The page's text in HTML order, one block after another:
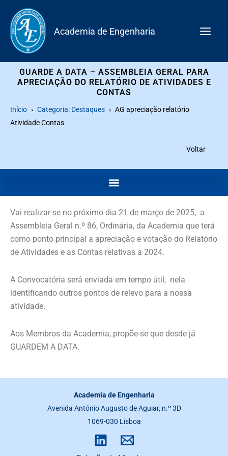
content
Academia de Engenharia
GUARDE A DATA – ASSEMBLEIA GERAL PARA
APRECIAÇÃO DO RELATÓRIO DE ATIVIDADES E
CONTAS
Início Categoria: Destaques
AG apreciação relatório
Atividade Contas
Voltar
Vai realizar-se no próximo dia 21 de março de 2025, a
Assembleia Geral n.º 86, Ordinária, da Academia que terá
como ponto principal a apreciação e votação do Relatório
de Atividades e as Contas relativas a 2024.
A Convocatória será enviada em tempo útil, nela
identificando outros pontos de relevo para a nossa
atividade.
Aos Membros da Academia, propõe-se que desde já
GUARDEM A DATA.
Academia de Engenharia
Avenida António Augusto de Aguiar, n.º 3D
1069-030 Lisboa